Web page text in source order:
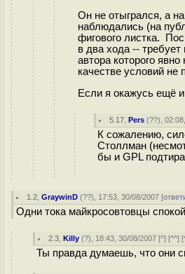
Он не отыгрался, а
наблюдались (на
фигового листка.
в два хода --
автора которого
качестве условий
Если я окажусь ещё
5.17 ,Pers (??),
К сожалению,
Столлман
бы и GPL
1.2 ,GraywinD (??), 17:53, 30/08/2007 [
Одни тока майкросовтовцы
2.3 ,Killy (?), 18:43, 30/08/2007 [^] [^^] [
Ты правда думаешь, что они